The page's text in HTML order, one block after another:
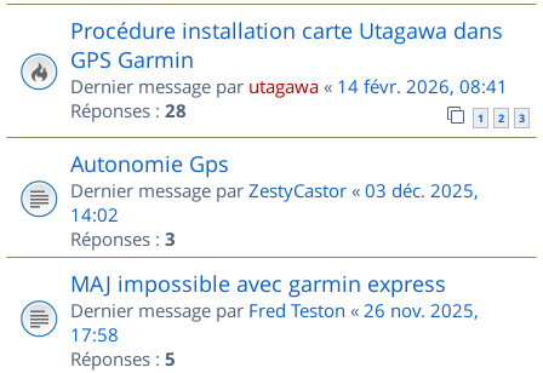
Procédure installation carte Utagawa dans
GPS Garmin
Dernier message par utagawa « 14 févr. 2026, 08:41
Réponses : 28 1 2 3
Autonomie Gps
Dernier message par ZestyCastor « 03 déc. 2025,
14:02
Réponses : 3
MAJ impossible avec garmin express
Dernier message par Fred Teston « 26 nov. 2025,
17:58
Réponses : 5